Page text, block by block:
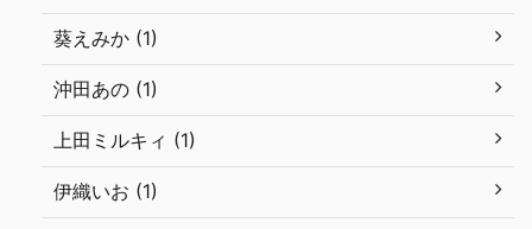
葵えみか (1)
沖田あの (1)
上田ミルキィ (1)
伊織いお (1)